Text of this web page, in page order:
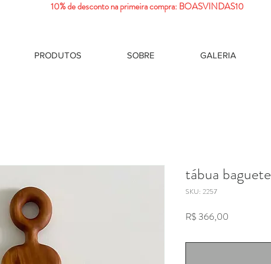
10% de desconto na primeira compra: BOASVINDAS10
PRODUTOS SOBRE GALERIA
tábua baguete
SKU: 2257
R$ 366,00